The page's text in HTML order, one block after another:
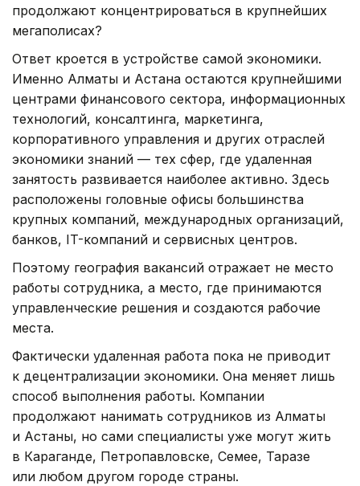
продолжают концентрироваться в крупнейших
мегаполисах?
Ответ кроется в устройстве самой экономики.
Именно Алматы и Астана остаются крупнейшими
центрами финансового сектора, информационных
технологий, консалтинга, маркетинга,
корпоративного управления и других отраслей
экономики знаний — тех сфер, где удаленная
занятость развивается наиболее активно. Здесь
расположены головные офисы большинства
крупных компаний, международных организаций,
банков, IT-компаний и сервисных центров.
Поэтому география вакансий отражает не место
работы сотрудника, а место, где принимаются
управленческие решения и создаются рабочие
места.
Фактически удаленная работа пока не приводит
к децентрализации экономики. Она меняет лишь
способ выполнения работы. Компании
продолжают нанимать сотрудников из Алматы
и Астаны, но сами специалисты уже могут жить
в Караганде, Петропавловске, Семее, Таразе
или любом другом городе страны.